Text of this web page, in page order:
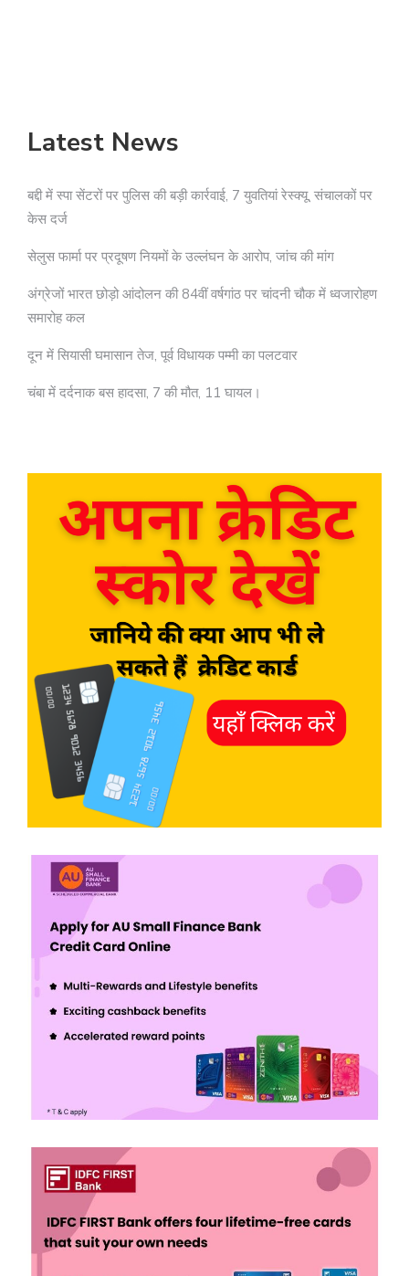
Latest News
बद्दी में स्पा सेंटरों पर पुलिस की बड़ी कार्रवाई, 7 युवतियां रेस्क्यू, संचालकों पर
केस दर्ज
सेलुस फार्मा पर प्रदूषण नियमों के उल्लंघन के आरोप, जांच की मांग
अंग्रेजों भारत छोड़ो आंदोलन की 84वीं वर्षगांठ पर चांदनी चौक में ध्वजारोहण
समारोह कल
दून में सियासी घमासान तेज, पूर्व विधायक पम्मी का पलटवार
चंबा में दर्दनाक बस हादसा, 7 की मौत, 11 घायल।